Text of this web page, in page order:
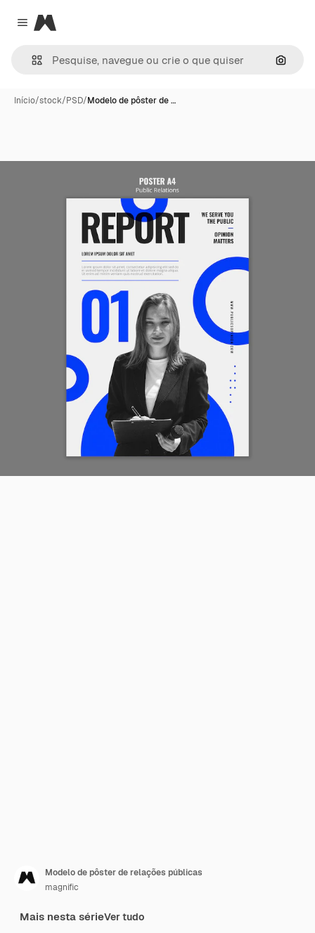
Close menu
Magnific
Início/stock/PSD/Modelo de pôster de …
Modelo de pôster de relações públicas
magnific
Mais nesta sérieVer tudo